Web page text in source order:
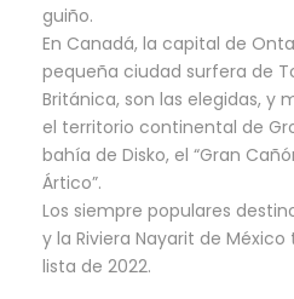
guiño.
En Canadá, la capital de
pequeña ciudad surfera de
Británica, son las elegidas, y
el territorio continental de
bahía de Disko, el “Gran
Ártico”.
Los siempre populares
y la Riviera Nayarit de
lista de 2022.